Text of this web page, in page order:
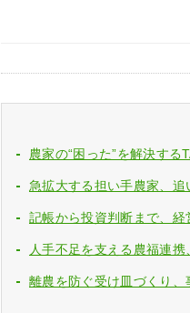
農家の“困った”を解決する
急拡大する担い手農家、追
記帳から投資判断まで、
人手不足を支える農福連
離農を防ぐ受け皿づくり